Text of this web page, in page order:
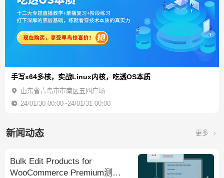
手写x64多核，实战Linux内核，吃透OS本质
山东省青岛市市南区五四广场
24/01/30 00:00~24/01/31 00:00
新闻动态 更多
Bulk Edit Products for
WooCommerce Premium测评-